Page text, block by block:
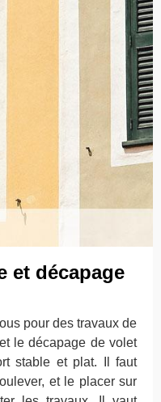
et décapage
pour des travaux de
le décapage de volet
stable et plat. Il faut
et le placer sur